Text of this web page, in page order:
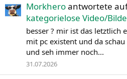
Morkheroantwortete
kategorielose Video/
besser ? mir ist das letztlich
mit pc existent und da
und seh immer noch...
31.07.2026